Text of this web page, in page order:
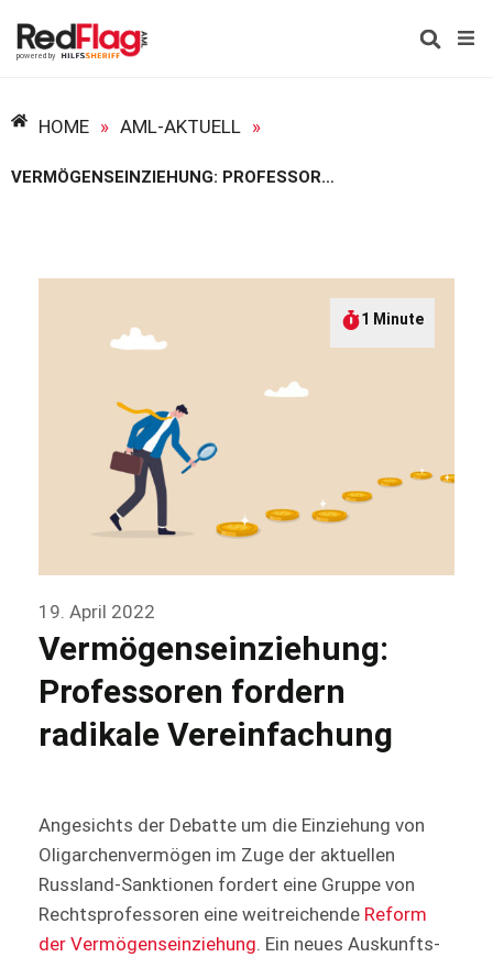
HOME » AML-AKTUELL »
VERMÖGENSEINZIEHUNG: PROFESSOREN FORDERN RADIKALE VEREINFACHUNG
19. April 2022
Vermögenseinziehung:
Professoren fordern
radikale Vereinfachung
1 Minute
Angesichts der Debatte um die Einziehung von
Oligarchenvermögen im Zuge der aktuellen
Russland-Sanktionen fordert eine Gruppe von
Rechtsprofessoren eine weitreichende Reform
der Vermögenseinziehung. Ein neues Auskunfts-